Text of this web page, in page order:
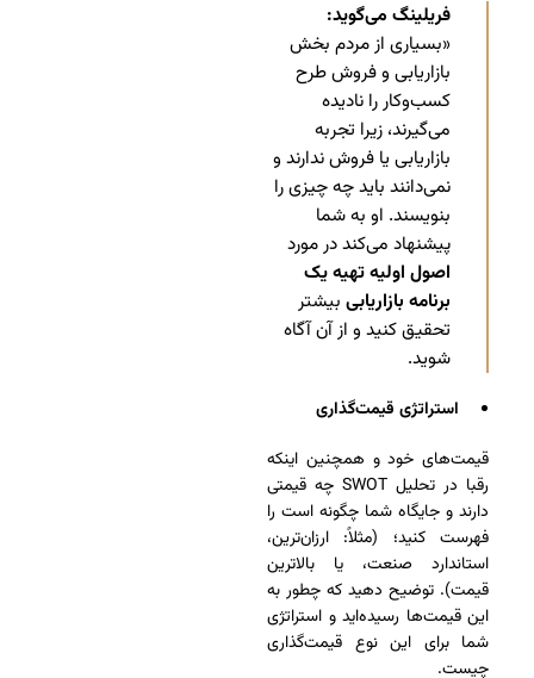
فریلینگ می‌گوید:
«بسیاری از مردم بخش
بازاریابی و فروش طرح
کسب‌وکار را نادیده
می‌گیرند، زیرا تجربه
بازاریابی یا فروش ندارند و
نمی‌دانند باید چه چیزی را
بنویسند. او به شما
پیشنهاد می‌کند در مورد
اصول اولیه تهیه یک
برنامه بازاریابی بیشتر
تحقیق کنید و از آن آگاه
شوید.
استراتژی قیمت‌گذاری
قیمت‌های خود و همچنین اینکه
رقبا در تحلیل SWOT چه قیمتی
دارند و جایگاه شما چگونه است را
فهرست کنید؛ (مثلاً: ارزان‌ترین،
استاندارد صنعت، یا بالاترین
قیمت). توضیح دهید که چطور به
این قیمت‌ها رسیده‌اید و استراتژی
شما برای این نوع قیمت‌گذاری
چیست.